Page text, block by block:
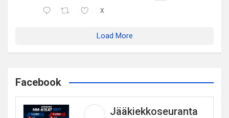
X
Load More
Facebook
Jääkiekkoseuranta